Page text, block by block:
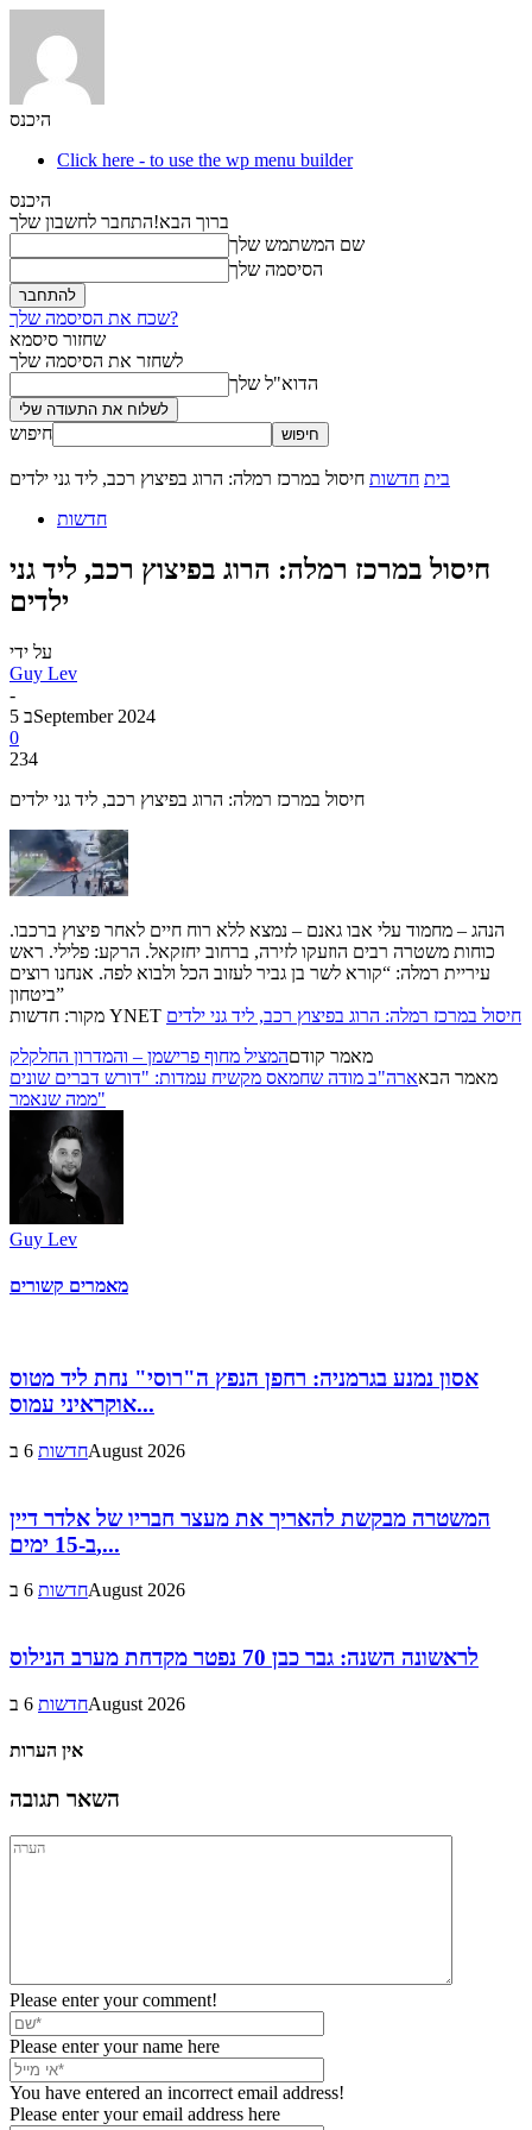
היכנס
Click here - to use the wp menu builder
היכנס
ברוך הבא!התחבר לחשבון שלך
שם המשתמש שלך
הסיסמה שלך
שכח את הסיסמה שלך?
שחזור סיסמא
לשחזר את הסיסמה שלך
הדוא"ל שלך
חיפוש
בית חדשות חיסול במרכז רמלה: הרוג בפיצוץ רכב, ליד גני ילדים
חדשות
חיסול במרכז רמלה: הרוג בפיצוץ רכב, ליד גני
ילדים
על ידי
Guy Lev
-
5 בSeptember 2024
0
234
חיסול במרכז רמלה: הרוג בפיצוץ רכב, ליד גני ילדים
הנהג – מחמוד עלי אבו גאנם – נמצא ללא רוח חיים לאחר פיצוץ ברכבו.
כוחות משטרה רבים הוזעקו לזירה, ברחוב יחזקאל. הרקע: פלילי. ראש
עיריית רמלה: “קורא לשר בן גביר לעזוב הכל ולבוא לפה. אנחנו רוצים
ביטחון”
מקור: חדשות YNET חיסול במרכז רמלה: הרוג בפיצוץ רכב, ליד גני ילדים
מאמר קודםהמציל מחוף פרישמן – והמדרון החלקלק
מאמר הבאארה"ב מודה שחמאס מקשיח עמדות: "דורש דברים שונים
ממה שנאמר"
Guy Lev
מאמרים קשורים
אסון נמנע בגרמניה: רחפן הנפץ ה"רוסי" נחת ליד מטוס
אוקראיני עמוס...
חדשות6 בAugust 2026
המשטרה מבקשת להאריך את מעצר חבריו של אלדר דיין
ב-15 ימים,...
חדשות6 בAugust 2026
לראשונה השנה: גבר כבן 70 נפטר מקדחת מערב הנילוס
חדשות6 בAugust 2026
אין הערות
השאר תגובה
Please enter your comment!
Please enter your name here
You have entered an incorrect email address!
Please enter your email address here